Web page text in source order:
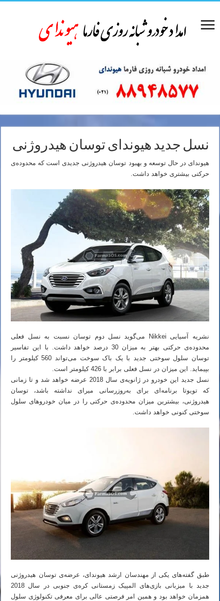
نسل جدید هیوندای توسان هیدروژنی
هیوندای در حال توسعه و بهبود توسان هیدروژنی جدیدی است که محدوده‌ی
حرکتی بیشتری خواهد داشت.
نشریه آسیایی Nikkei می‌گوید نسل دوم توسان نسبت به نسل فعلی
محدوده‌ی حرکتی بهتر به میزان 30 درصد خواهد داشت. با این تفاسیر
توسان سلول سوختی جدید با یک باک سوخت می‌تواند 560 کیلومتر را
بپیماید. این میزان در نسل فعلی برابر با 426 کیلومتر است.
نسل جدید این خودرو در ژانویه‌ی سال 2018 عرضه خواهد شد و تا زمانی
که تویوتا برنامه‌ای برای به‌روزرسانی میرای نداشته باشد، توسان
هیدروژنی، بیشترین میزان محدوده‌ی حرکتی را در میان خودروهای سلول
سوختی کنونی خواهد داشت.
طبق گفته‌های یکی از مهندسان ارشد هیوندای، عرضه‌ی توسان هیدروژنی
جدید با میزبانی بازی‌های المپیک زمستانی کره‌ی جنوبی در سال 2018
همزمان خواهد بود و همین امر فرصتی عالی برای معرفی تکنولوژی سلول